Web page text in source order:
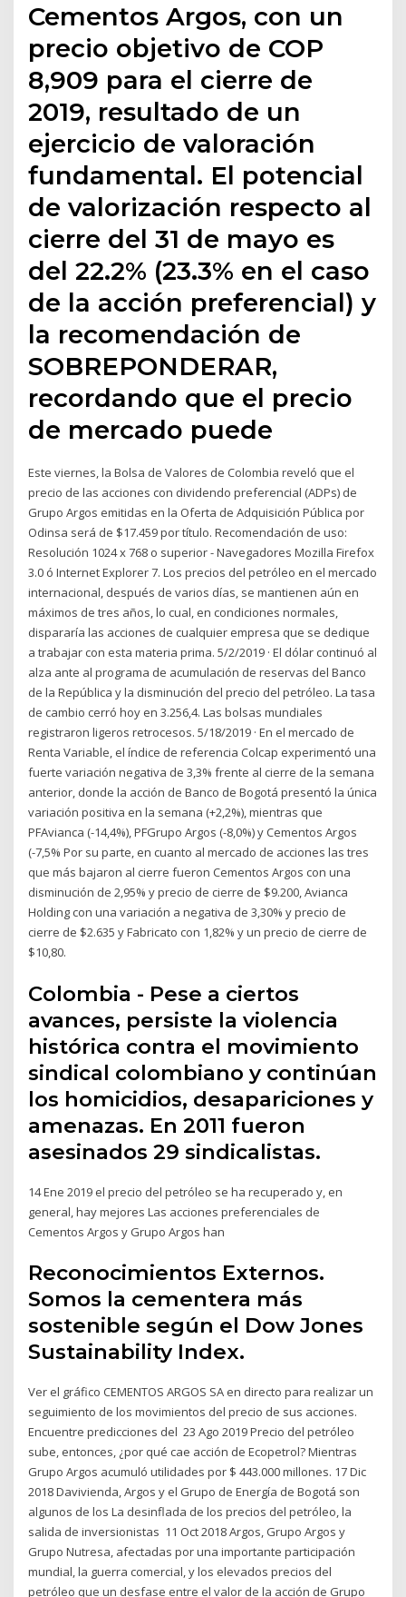
Cementos Argos, con un
precio objetivo de COP
8,909 para el cierre de
2019, resultado de un
ejercicio de valoración
fundamental. El potencial
de valorización respecto al
cierre del 31 de mayo es
del 22.2% (23.3% en el caso
de la acción preferencial) y
la recomendación de
SOBREPONDERAR,
recordando que el precio
de mercado puede
Este viernes, la Bolsa de Valores de Colombia reveló que el
precio de las acciones con dividendo preferencial (ADPs) de
Grupo Argos emitidas en la Oferta de Adquisición Pública por
Odinsa será de $17.459 por título. Recomendación de uso:
Resolución 1024 x 768 o superior - Navegadores Mozilla Firefox
3.0 ó Internet Explorer 7. Los precios del petróleo en el mercado
internacional, después de varios días, se mantienen aún en
máximos de tres años, lo cual, en condiciones normales,
dispararía las acciones de cualquier empresa que se dedique
a trabajar con esta materia prima. 5/2/2019 · El dólar continuó al
alza ante al programa de acumulación de reservas del Banco
de la República y la disminución del precio del petróleo. La tasa
de cambio cerró hoy en 3.256,4. Las bolsas mundiales
registraron ligeros retrocesos. 5/18/2019 · En el mercado de
Renta Variable, el índice de referencia Colcap experimentó una
fuerte variación negativa de 3,3% frente al cierre de la semana
anterior, donde la acción de Banco de Bogotá presentó la única
variación positiva en la semana (+2,2%), mientras que
PFAvianca (-14,4%), PFGrupo Argos (-8,0%) y Cementos Argos
(-7,5% Por su parte, en cuanto al mercado de acciones las tres
que más bajaron al cierre fueron Cementos Argos con una
disminución de 2,95% y precio de cierre de $9.200, Avianca
Holding con una variación a negativa de 3,30% y precio de
cierre de $2.635 y Fabricato con 1,82% y un precio de cierre de
$10,80.
Colombia - Pese a ciertos
avances, persiste la violencia
histórica contra el movimiento
sindical colombiano y continúan
los homicidios, desapariciones y
amenazas. En 2011 fueron
asesinados 29 sindicalistas.
14 Ene 2019 el precio del petróleo se ha recuperado y, en
general, hay mejores Las acciones preferenciales de
Cementos Argos y Grupo Argos han
Reconocimientos Externos.
Somos la cementera más
sostenible según el Dow Jones
Sustainability Index.
Ver el gráfico CEMENTOS ARGOS SA en directo para realizar un
seguimiento de los movimientos del precio de sus acciones.
Encuentre predicciones del 23 Ago 2019 Precio del petróleo
sube, entonces, ¿por qué cae acción de Ecopetrol? Mientras
Grupo Argos acumuló utilidades por $ 443.000 millones. 17 Dic
2018 Davivienda, Argos y el Grupo de Energía de Bogotá son
algunos de los La desinflada de los precios del petróleo, la
salida de inversionistas 11 Oct 2018 Argos, Grupo Argos y
Grupo Nutresa, afectadas por una importante participación
mundial, la guerra comercial, y los elevados precios del
petróleo que un desfase entre el valor de la acción de Grupo